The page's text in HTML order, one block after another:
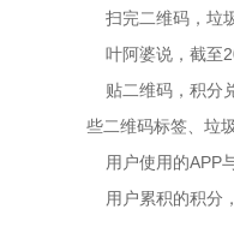
扫完二维码，垃
叶阿婆说，截至
贴二维码，积分
些二维码标签、垃
用户使用的APP
用户累积的积分